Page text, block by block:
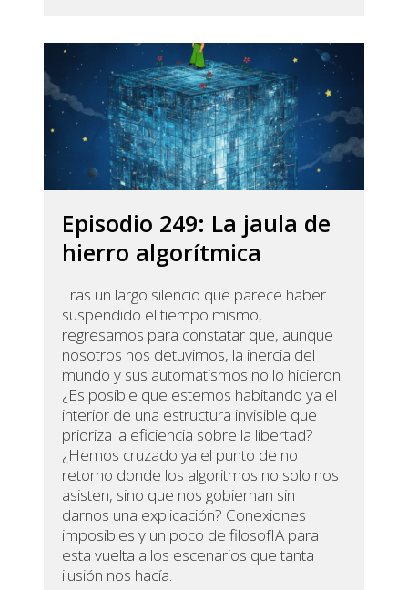
Episodio 249: La jaula de
hierro algorítmica
Tras un largo silencio que parece haber
suspendido el tiempo mismo,
regresamos para constatar que, aunque
nosotros nos detuvimos, la inercia del
mundo y sus automatismos no lo hicieron.
¿Es posible que estemos habitando ya el
interior de una estructura invisible que
prioriza la eficiencia sobre la libertad?
¿Hemos cruzado ya el punto de no
retorno donde los algoritmos no solo nos
asisten, sino que nos gobiernan sin
darnos una explicación? Conexiones
imposibles y un poco de filosofIA para
esta vuelta a los escenarios que tanta
ilusión nos hacía.